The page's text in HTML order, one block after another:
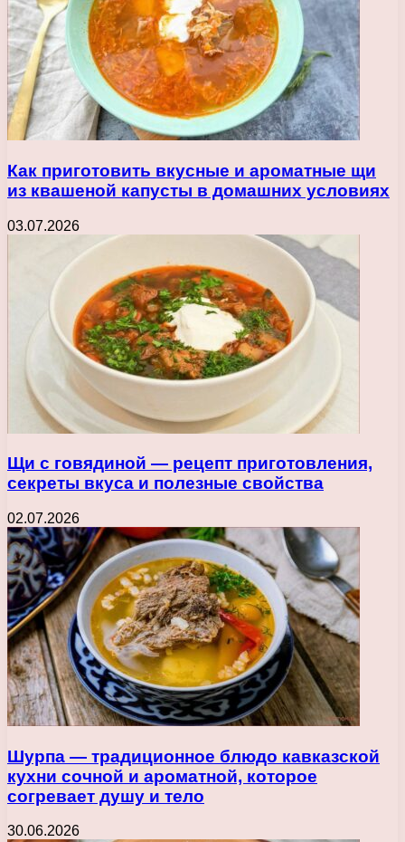
Как приготовить вкусные и ароматные щи
из квашеной капусты в домашних условиях
03.07.2026
Щи с говядиной — рецепт приготовления,
секреты вкуса и полезные свойства
02.07.2026
Шурпа — традиционное блюдо кавказской
кухни сочной и ароматной, которое
согревает душу и тело
30.06.2026